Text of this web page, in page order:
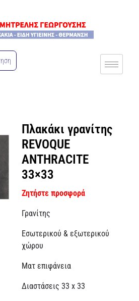
Πλακάκι γρανίτης
REVOQUE
ANTHRACITE
33×33
Ζητήστε προσφορά
Γρανίτης
Εσωτερικού & εξωτερικού
χώρου
Ματ επιφάνεια
Διαστάσεις 33 x 33